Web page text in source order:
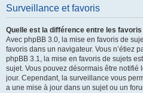
Surveillance et favoris
Quelle est la différence entre les
Avec phpBB 3.0, la mise en favoris de
favoris dans un navigateur. Vous n’étiez
phpBB 3.1, la mise en favoris de sujets
sujet. Vous pouvez désormais être notifié
jour. Cependant, la surveillance vous
a une mise à jour dans un sujet ou un